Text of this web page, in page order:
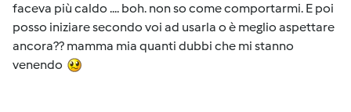
faceva più caldo .... boh. non so come comportarmi. E poi
posso iniziare secondo voi ad usarla o è meglio aspettare
ancora?? mamma mia quanti dubbi che mi stanno
venendo